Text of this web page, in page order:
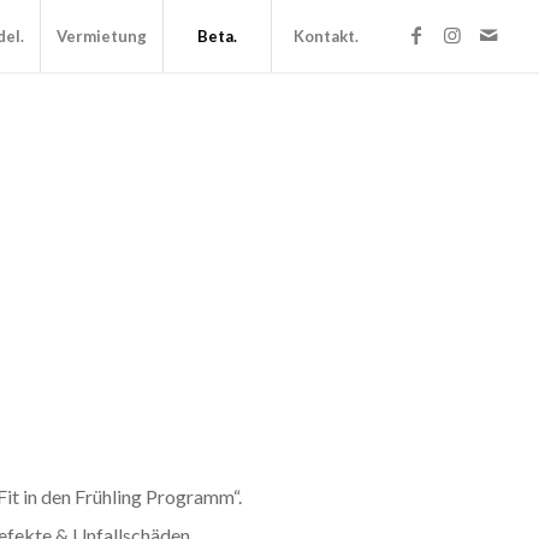
Vermietung Beta. Kontakt.
in den Frühling Programm“.
& Unfallschäden.